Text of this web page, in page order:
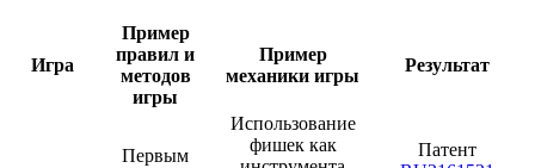
Игра
Пример
правил и
методов
игры
Пример
механики игры
Результат
Первым
Использование
фишек как
Патент